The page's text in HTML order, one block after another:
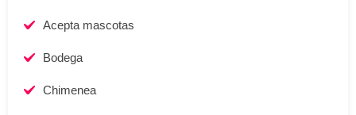
Acepta mascotas
Bodega
Chimenea